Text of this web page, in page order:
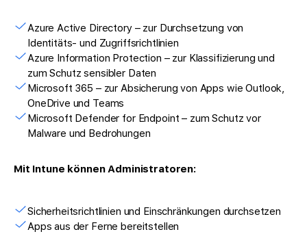
Azure Active Directory – zur Durchsetzung von
Identitäts- und Zugriffsrichtlinien
Azure Information Protection – zur Klassifizierung und
zum Schutz sensibler Daten
Microsoft 365 – zur Absicherung von Apps wie Outlook,
OneDrive und Teams
Microsoft Defender for Endpoint – zum Schutz vor
Malware und Bedrohungen
Mit Intune können Administratoren:
Sicherheitsrichtlinien und Einschränkungen durchsetzen
Apps aus der Ferne bereitstellen